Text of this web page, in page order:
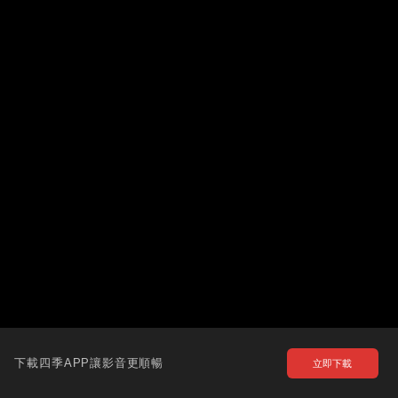
下載四季APP讓影音更順暢 立即下載